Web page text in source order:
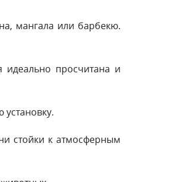
мангала или барбекю.
идеально просчитана и
стойки к атмосферным